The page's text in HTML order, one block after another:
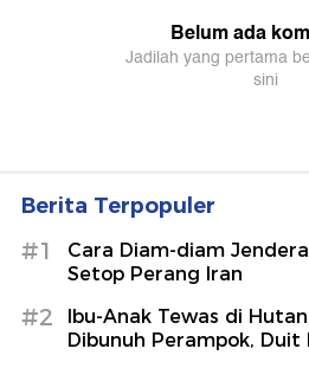
Berita Terpopuler
#1
Cara Diam-diam
Setop Perang Iran
#2
Ibu-Anak Tewas di
Dibunuh Perampok, Duit